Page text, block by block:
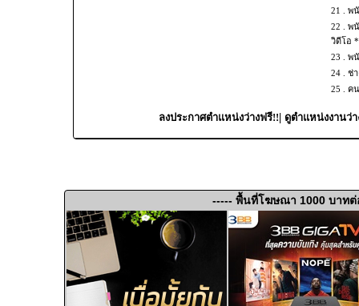
21 . พ
22 . พ
วิดีโอ
23 . พ
24 . ช่
25 .
ค
ลงประกาศตำแหน่งว่างฟรี!!| ดูตำแหน่งงานว่
----- พื้นที่โฆษณา 1000 บาทต่